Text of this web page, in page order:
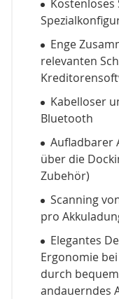
Enge
relevanten
Kabelloser
Bluetooth
Aufladbarer
über die
Zubehör)
Scanning
pro
Elegantes
Ergonomie
durch
andauerndes